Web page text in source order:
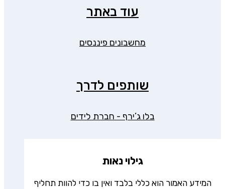
עוד באתר
מחשבונים פיננסים
שותפים לדרך
בלו ג’ירף - חברת לידים
גילוי נאות
המידע האמור הוא כללי בלבד ואין בו כדי להוות תחליף